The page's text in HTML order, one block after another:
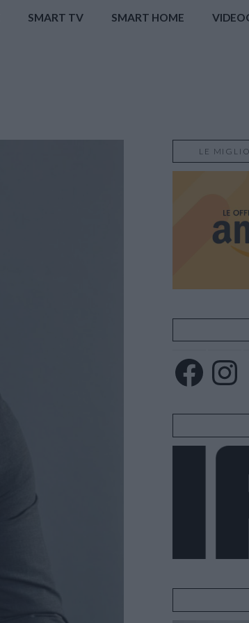
SMART TV SMART HOME
LE
Facebook